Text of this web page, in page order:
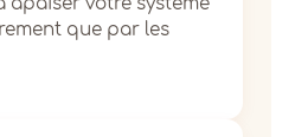
apaiser votre système
que par les